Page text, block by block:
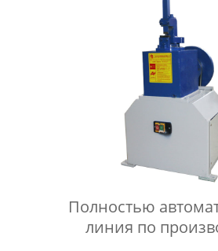
Полностью
линия по